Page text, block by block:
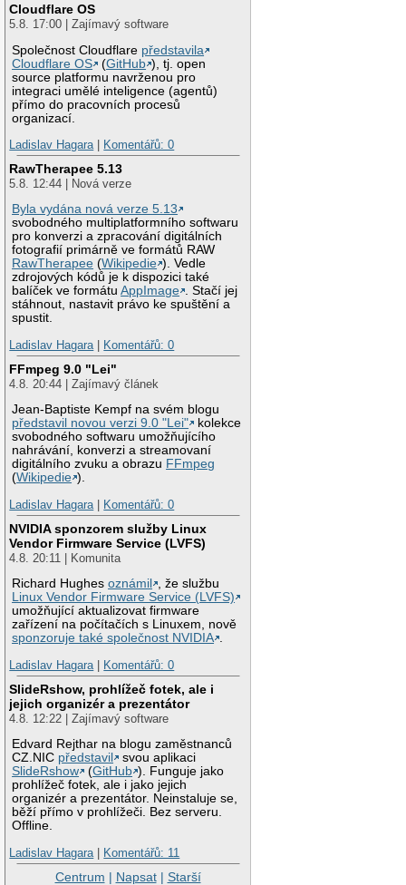
Cloudflare OS
5.8. 17:00 | Zajímavý software
Společnost Cloudflare představila
Cloudflare OS
(GitHub ), tj. open
source platformu navrženou pro
integraci umělé inteligence (agentů)
přímo do pracovních procesů
organizací.
Ladislav Hagara| Komentářů: 0
RawTherapee 5.13
5.8. 12:44 | Nová verze
Byla vydána nová verze 5.13
svobodného multiplatformního softwaru
pro konverzi a zpracování digitálních
fotografií primárně ve formátů RAW
RawTherapee (Wikipedie ). Vedle
zdrojových kódů je k dispozici také
balíček ve formátuAppImage . Stačí jej
stáhnout, nastavit právo ke spuštění a
spustit.
Ladislav Hagara| Komentářů: 0
FFmpeg 9.0 "Lei"
4.8. 20:44 | Zajímavý článek
Jean-Baptiste Kempf na svém blogu
představil novou verzi 9.0 "Lei"
kolekce
svobodného softwaru umožňujícího
nahrávání, konverzi a streamovaní
digitálního zvuku a obrazu FFmpeg
(Wikipedie ).
Ladislav Hagara| Komentářů: 0
NVIDIA sponzorem služby Linux
Vendor Firmware Service (LVFS)
4.8. 20:11 | Komunita
Richard Hughesoznámil
, že službu
Linux Vendor Firmware Service (LVFS)
umožňující aktualizovat firmware
zařízení na počítačích s Linuxem, nově
sponzoruje také společnost NVIDIA .
Ladislav Hagara| Komentářů: 0
SlideRshow, prohlížeč fotek, ale i
jejich organizér a prezentátor
4.8. 12:22 | Zajímavý software
Edvard Rejthar na blogu zaměstnanců
CZ.NIC představil
svou aplikaci
SlideRshow
(GitHub ). Funguje jako
prohlížeč fotek, ale i jako jejich
organizér a prezentátor. Neinstaluje se,
běží přímo v prohlížeči. Bez serveru.
Offline.
Ladislav Hagara| Komentářů: 11
Centrum | Napsat| Starší